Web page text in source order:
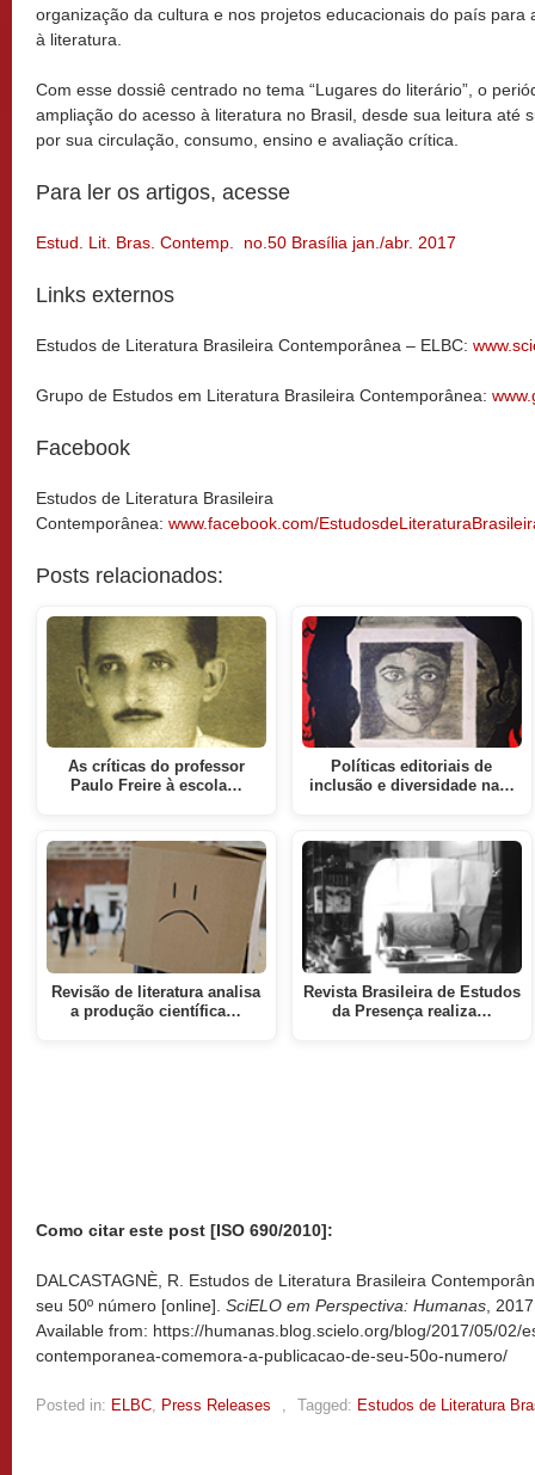
organização da cultura e nos projetos educacionais do país para
à literatura.
Com esse dossiê centrado no tema “Lugares do literário”, o
ampliação do acesso à literatura no Brasil, desde sua leitura até
por sua circulação, consumo, ensino e avaliação crítica.
Para ler os artigos, acesse
Estud. Lit. Bras. Contemp. no.50 Brasília jan./abr. 2017
Links externos
Estudos de Literatura Brasileira Contemporânea – ELBC:
Grupo de Estudos em Literatura Brasileira Contemporânea:
Facebook
Estudos de Literatura Brasileira
Contemporânea: www.facebook.com/
Posts relacionados:
As críticas do professor
Paulo Freire à escola…
Revisão de literatura analisa
a produção científica…
Políticas editoriais de
inclusão e diversidade na…
Revista Brasileira de Estudos
da Presença realiza…
Como citar este post [ISO 690/2010]:
DALCASTAGNÈ, R. Estudos de Literatura Brasileira
seu 50º número [online]. SciELO em Perspectiva: Humanas ,
Available from: https://humanas.blog.scielo.org/blog/2017/05/02/
contemporanea-comemora-a-publicacao-de-seu-50o-numero/
Posted in: ELBC Press Releases Tagged: Estudos de Literatura